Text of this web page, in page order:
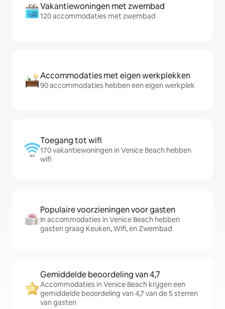
Vakantiewoningen met zwembad
120 accommodaties met zwembad
Accommodaties met eigen werkplekken
90 accommodaties hebben een eigen werkplek
Toegang tot wifi
170 vakantiewoningen in Venice Beach hebben
wifi
Populaire voorzieningen voor gasten
In accommodaties in Venice Beach hebben
gasten graag Keuken, Wifi, en Zwembad
Gemiddelde beoordeling van 4,7
Accommodaties in Venice Beach krijgen een
gemiddelde beoordeling van 4,7 van de 5 sterren
van gasten